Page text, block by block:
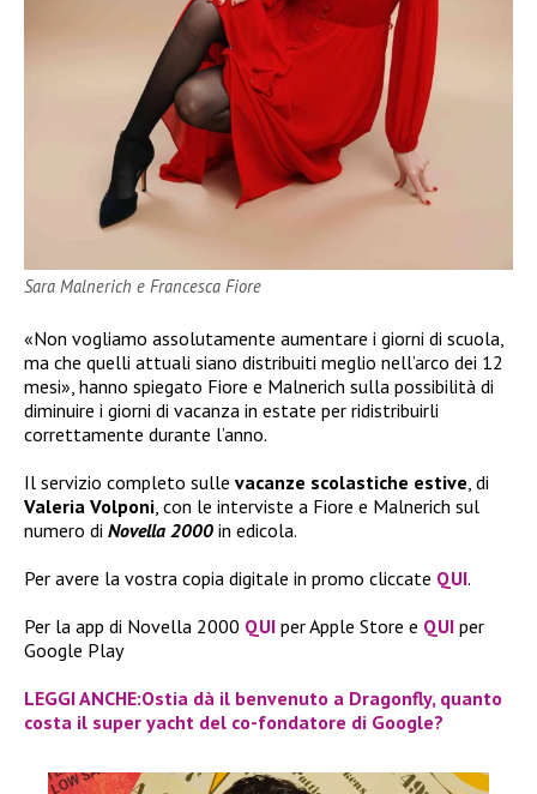
Sara Malnerich e Francesca Fiore
«Non vogliamo assolutamente aumentare i giorni di scuola,
ma che quelli attuali siano distribuiti meglio nell’arco dei 12
mesi», hanno spiegato Fiore e Malnerich sulla possibilità di
diminuire i giorni di vacanza in estate per ridistribuirli
correttamente durante l’anno.
Il servizio completo sulle vacanze scolastiche estive , di
Valeria Volponi , con le interviste a Fiore e Malnerich sul
numero di Novella 2000 in edicola.
Per avere la vostra copia digitale in promo cliccate QUI.
Per la app di Novella 2000 QUI per Apple Store e QUI per
Google Play
LEGGI ANCHE:Ostia dà il benvenuto a Dragonfly, quanto
costa il super yacht del co-fondatore di Google?